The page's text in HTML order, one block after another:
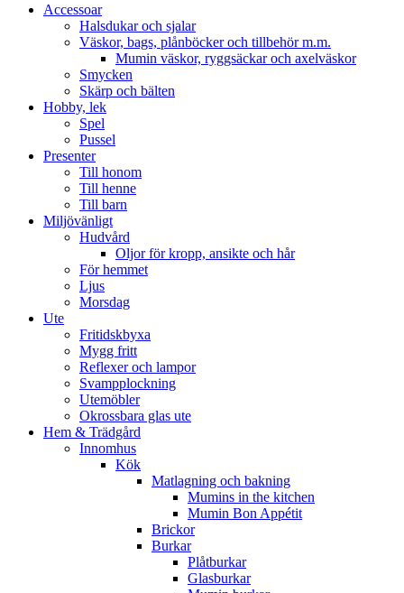
Accessoar
Halsdukar och sjalar
Väskor, bags, plånböcker och tillbehör m.m.
Mumin väskor, ryggsäckar och axelväskor
Smycken
Skärp och bälten
Hobby, lek
Spel
Pussel
Presenter
Till honom
Till henne
Till barn
Miljövänligt
Hudvård
Oljor för kropp, ansikte och hår
För hemmet
Ljus
Morsdag
Ute
Fritidskbyxa
Mygg fritt
Reflexer och lampor
Svampplockning
Utemöbler
Okrossbara glas ute
Hem & Trädgård
Innomhus
Kök
Matlagning och bakning
Mumins in the kitchen
Mumin Bon Appétit
Brickor
Burkar
Plåtburkar
Glasburkar